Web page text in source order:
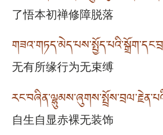
了悟本初禅修障脱落
无有所缘行为无束缚
自生自显赤裸无装饰